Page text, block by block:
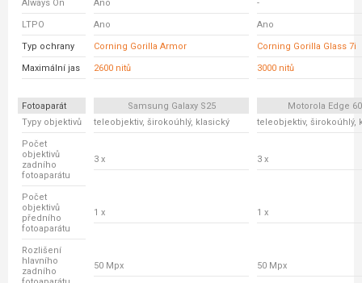
Always On Ano -
LTPO Ano Ano
Typ ochrany Corning Gorilla Armor Corning Gorilla Glass 7i
Maximální jas 2600 nitů 3000 nitů
Fotoaparát Samsung Galaxy S25
Motorola Edge
Typy objektivů
teleobjektiv, širokoúhlý, klasický teleobjektiv, širokoúhlý,
Počet
objektivů
zadního
fotoaparátu
3 x 3 x
Počet
objektivů
předního
fotoaparátu
1 x 1 x
Rozlišení
hlavního
zadního
50 Mpx 50 Mpx